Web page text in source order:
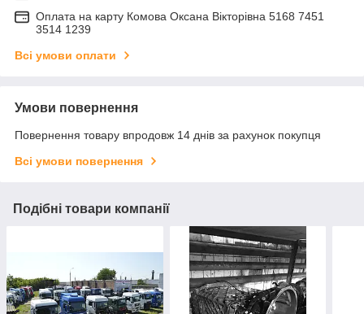
Оплата на карту Комова Оксана Вікторівна 5168 7451
3514 1239
Всі умови оплати
Умови повернення
Повернення товару впродовж 14 днів за рахунок покупця
Всі умови повернення
Подібні товари компанії